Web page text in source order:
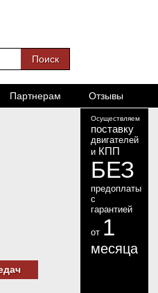
Партнерам Отзывы
Осуществляем
поставку
двигателей
и КПП
БЕЗ
предоплаты
с
гарантией
от 1
месяца